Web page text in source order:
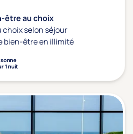
être au choix
choix selon séjour
bien-être en illimité
1 nuit